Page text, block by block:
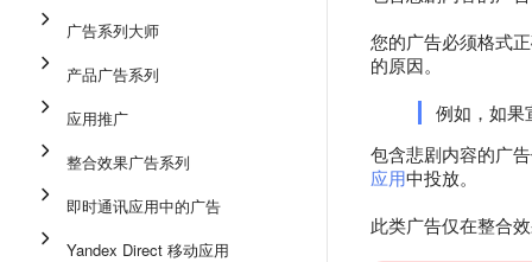
广告系列大师
产品广告系列
应用推广
整合效果广告系列
即时通讯应用中的广告
Yandex Direct 移动应用
您的广告必须格式
的原因。
例如，如果
包含悲剧内容的广
应用中投放。
此类广告仅在整合